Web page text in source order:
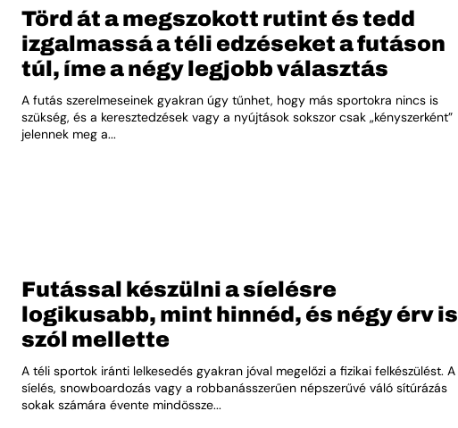
Törd át a megszokott rutint és tedd
izgalmassá a téli edzéseket a futáson
túl, íme a négy legjobb választás
A futás szerelmeseinek gyakran úgy tűnhet, hogy más sportokra nincs is
szükség, és a keresztedzések vagy a nyújtások sokszor csak „kényszerként”
jelennek meg a...
Futással készülni a síelésre
logikusabb, mint hinnéd, és négy érv is
szól mellette
A téli sportok iránti lelkesedés gyakran jóval megelőzi a fizikai felkészülést. A
síelés, snowboardozás vagy a robbanásszerűen népszerűvé váló sítúrázás
sokak számára évente mindössze...